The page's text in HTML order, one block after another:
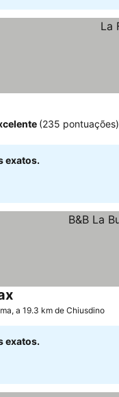
(235 pontuações)
exatos.
Ver preços
a 19.3 km de Chiusdino
exatos.